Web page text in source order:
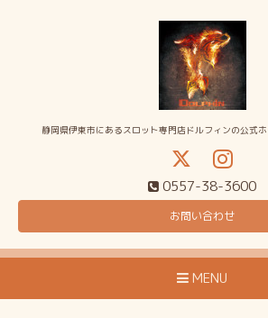
静岡県伊東市にあるスロット専門店ドルフィンの公式
0557-38-3600
お問い合わせ
MENU